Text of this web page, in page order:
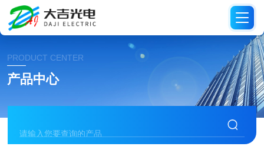
PRODUCT CENTER
产品中心